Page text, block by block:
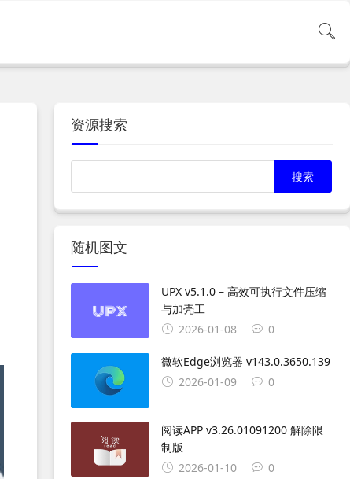
资源搜索
随机图文
UPX v5.1.0 – 高效可执行文件压缩
与加壳工
2026-01-08
0
微软Edge浏览器 v143.0.3650.139
2026-01-09
0
阅读APP v3.26.01091200 解除限
制版
2026-01-10
0